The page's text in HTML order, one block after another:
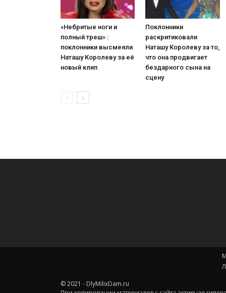
«Небритые ноги и
полный треш» :
поклонники высмеяли
Наташу Королеву за её
новый клип
Поклонники
раскритиковали
Наташу Королеву за то,
что она продвигает
бездарного сына на
сцену
© 2021 - DlyMilixDam.ru